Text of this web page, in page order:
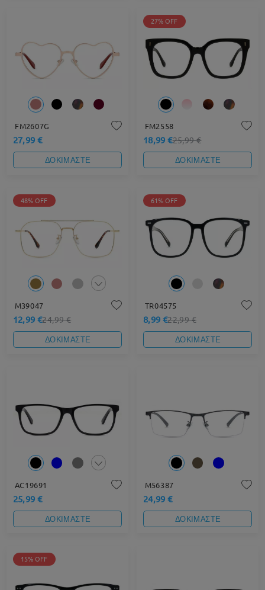
FM2607G
27,99 €
ΔΟΚΙΜΑΣΤΕ
27% OFF
FM2558
18,99 €25,99 €
ΔΟΚΙΜΑΣΤΕ
48% OFF
M39047
12,99 €24,99 €
ΔΟΚΙΜΑΣΤΕ
61% OFF
TR04575
8,99 €22,99 €
ΔΟΚΙΜΑΣΤΕ
AC19691
25,99 €
ΔΟΚΙΜΑΣΤΕ
M56387
24,99 €
ΔΟΚΙΜΑΣΤΕ
15% OFF